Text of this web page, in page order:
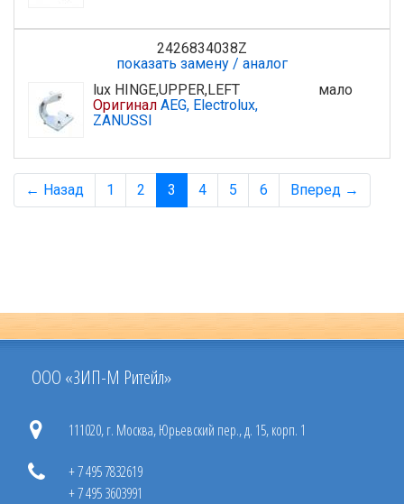
2426834038Z
показать замену / аналог
lux HINGE,UPPER,LEFT
Оригинал AEG, Electrolux,
ZANUSSI
мало
← Назад 1 2 3 4 5 6 Вперед →
ООО «ЗИП-М Ритейл»
111020, г. Москва, Юрьевский пер., д. 15, корп. 1
+ 7 495 7832619
+ 7 495 3603991